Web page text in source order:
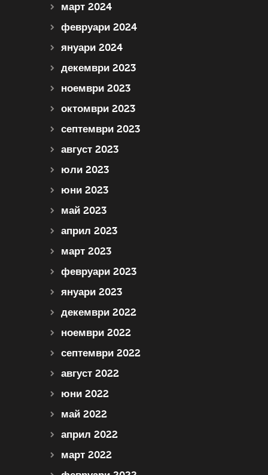
март 2024
февруари 2024
януари 2024
декември 2023
ноември 2023
октомври 2023
септември 2023
август 2023
юли 2023
юни 2023
май 2023
април 2023
март 2023
февруари 2023
януари 2023
декември 2022
ноември 2022
септември 2022
август 2022
юни 2022
май 2022
април 2022
март 2022